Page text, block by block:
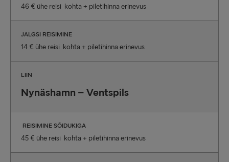
46 € ühe reisi kohta + piletihinna erinevus
JALGSI REISIMINE
14 € ühe reisi kohta + piletihinna erinevus
LIIN
Nynäshamn – Ventspils
REISIMINE SÕIDUKIGA
45 € ühe reisi kohta + piletihinna erinevus